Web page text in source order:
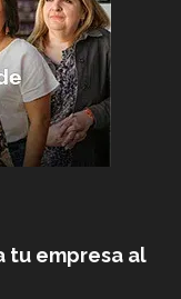
tu empresa al